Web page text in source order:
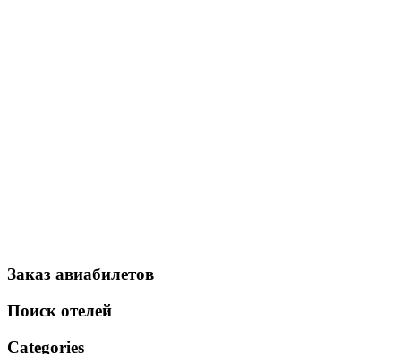
Заказ авиабилетов
Поиск отелей
Categories